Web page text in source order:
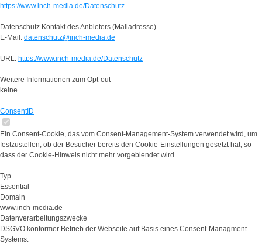
https://www.inch-media.de/Datenschutz
Datenschutz Kontakt des Anbieters (Mailadresse)
E-Mail: datenschutz@inch-media.de
URL: https://www.inch-media.de/Datenschutz
Weitere Informationen zum Opt-out
keine
ConsentID
Ein Consent-Cookie, das vom Consent-Management-System verwendet wird, um
festzustellen, ob der Besucher bereits den Cookie-Einstellungen gesetzt hat, so
dass der Cookie-Hinweis nicht mehr vorgeblendet wird.
Typ
Essential
Domain
www.inch-media.de
Datenverarbeitungszwecke
DSGVO konformer Betrieb der Webseite auf Basis eines Consent-Managment-
Systems: